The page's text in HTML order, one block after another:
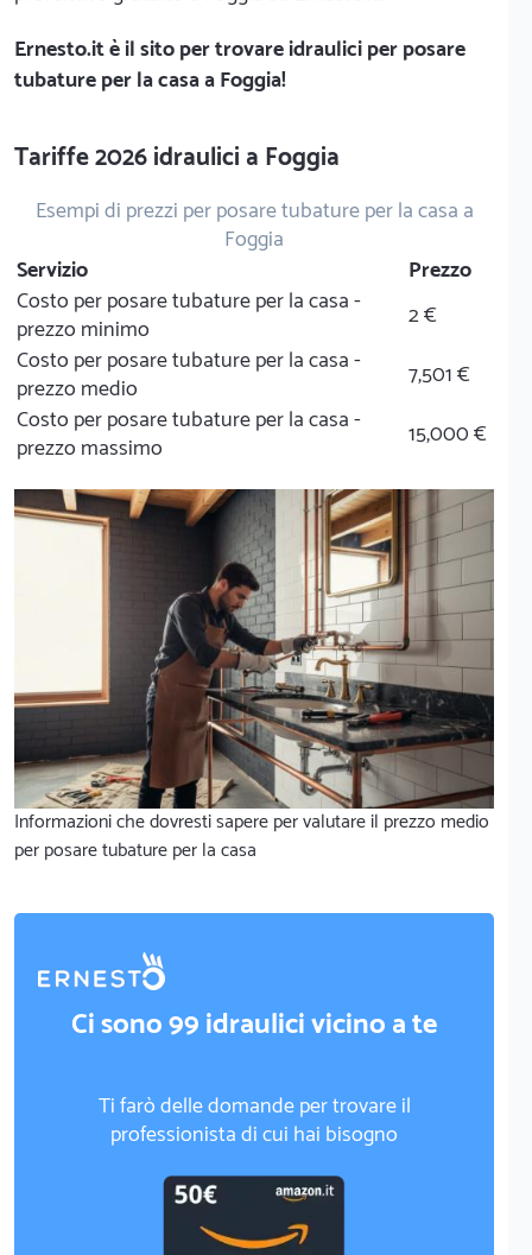
Ernesto.itè il sito per trovare idraulici per posare
tubature per la casa a Foggia!
Tariffe 2026 idraulici a Foggia
Esempi di prezzi per posare tubature per la casa a
Foggia
Servizio
Prezzo
Costo per posare tubature per la casa -
prezzo minimo
2 €
Costo per posare tubature per la casa -
prezzo medio
7,501 €
Costo per posare tubature per la casa -
prezzo massimo
15,000 €
Informazioni che dovresti sapere per valutare il prezzo medio
per posare tubature per la casa
Ci sono 99 idraulici vicino a te
Ti farò delle domande per trovare il
professionista di cui hai bisogno